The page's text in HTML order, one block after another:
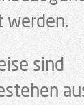
werden.
sind